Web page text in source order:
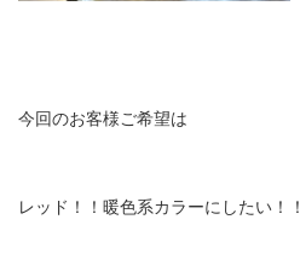
今回のお客様ご希望は
レッド！！暖色系カラーにしたい！！